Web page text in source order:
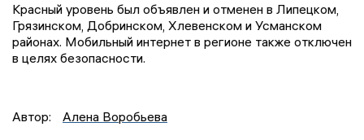
Красный уровень был объявлен и отменен в Липецком,
Грязинском, Добринском, Хлевенском и Усманском
районах. Мобильный интернет в регионе также отключен
в целях безопасности.
Автор: Алена Воробьева